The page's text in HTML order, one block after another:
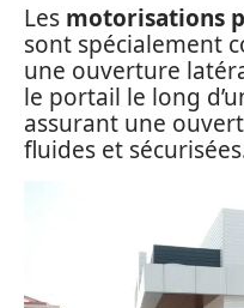
Les motorisations
sont spécialement
une ouverture
le portail le long
assurant une
fluides et